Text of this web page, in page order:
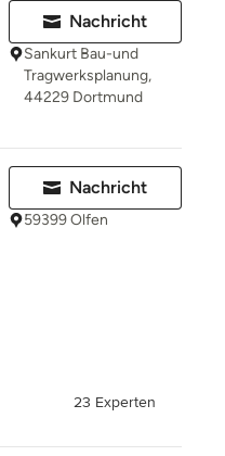
Nachricht
Sankurt Bau-und
Tragwerksplanung,
44229 Dortmund
Nachricht
59399 Olfen
23 Experten